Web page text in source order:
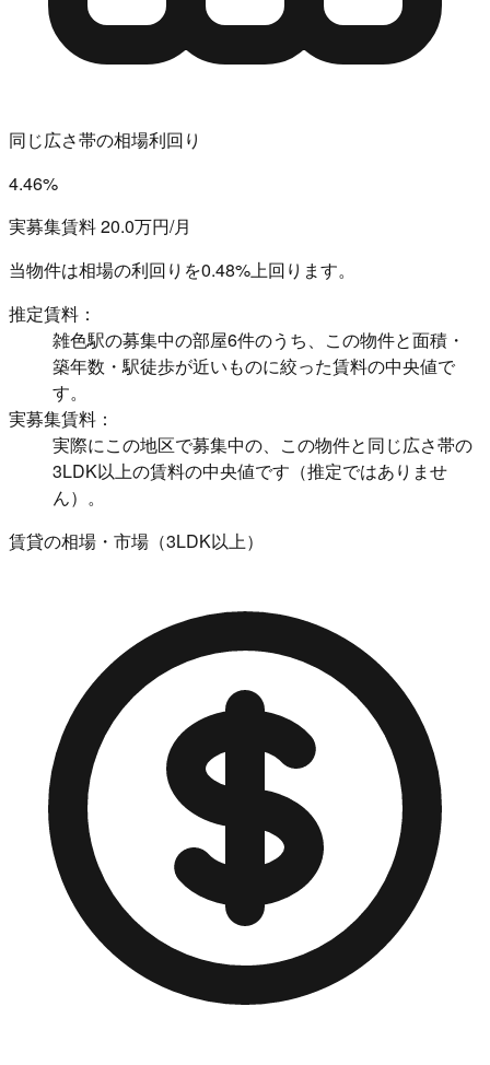
同じ広さ帯の相場利回り
4.46%
実募集賃料 20.0万円/月
当物件は相場の利回りを0.48%上回ります。
推定賃料：
雑色駅の募集中の部屋6件のうち、この物件と面積・
築年数・駅徒歩が近いものに絞った賃料の中央値で
す。
実募集賃料：
実際にこの地区で募集中の、この物件と同じ広さ帯の
3LDK以上の賃料の中央値です（推定ではありませ
ん）。
賃貸の相場・市場（3LDK以上）